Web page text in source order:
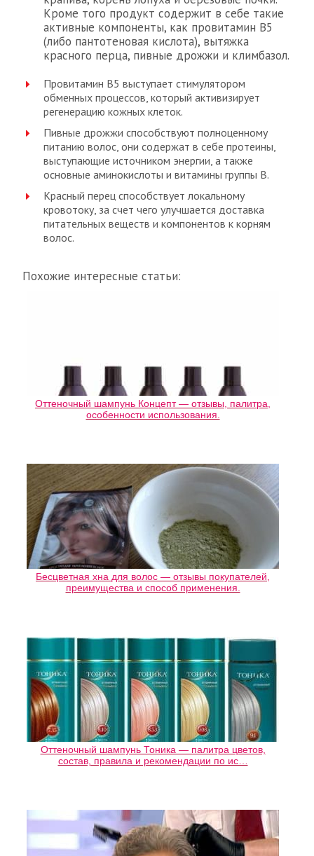
Кроме того продукт содержит в себе такие
активные компоненты, как провитамин В5
(либо пантотеновая кислота), вытяжка
красного перца, пивные дрожжи и климбазол.
Провитамин В5 выступает стимулятором
обменных процессов, который активизирует
регенерацию кожных клеток.
Пивные дрожжи способствуют полноценному
питанию волос, они содержат в себе протеины,
выступающие источником энергии, а также
основные аминокислоты и витамины группы В.
Красный перец способствует локальному
кровотоку, за счет чего улучшается доставка
питательных веществ и компонентов к корням
волос.
Похожие интересные статьи:
Оттеночный шампунь Концепт — отзывы, палитра,
особенности использования.
Бесцветная хна для волос — отзывы покупателей,
преимущества и способ применения.
Оттеночный шампунь Тоника — палитра цветов,
состав, правила и рекомендации по ис…